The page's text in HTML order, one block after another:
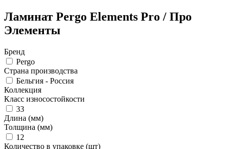
Ламинат Pergo Elements Pro / Про
Элементы
Бренд
Pergo
Страна производства
Бельгия - Россия
Коллекция
Класс износостойкости
33
Длина (мм)
Толщина (мм)
12
Количество в упаковке (шт)